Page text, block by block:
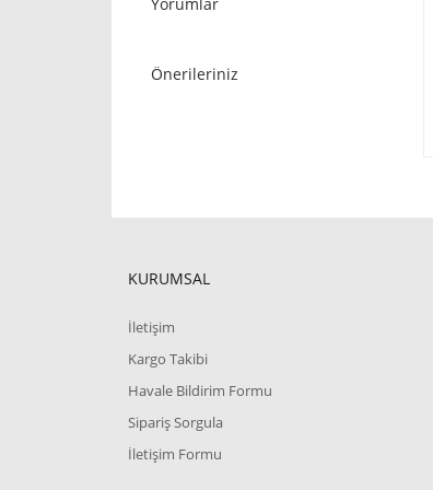
Önerileriniz
KURUMSAL
İletişim
Kargo Takibi
Havale Bildirim Formu
Sipariş Sorgula
İletişim Formu